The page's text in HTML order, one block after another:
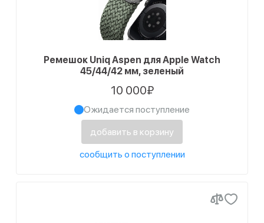
Ремешок Uniq Aspen для Apple Watch
45/44/42 мм, зеленый
10 000₽
Ожидается поступление
добавить в корзину
сообщить о поступлении